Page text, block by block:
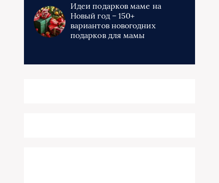
Идеи подарков маме на
Новый год – 150+
вариантов новогодних
подарков для мамы